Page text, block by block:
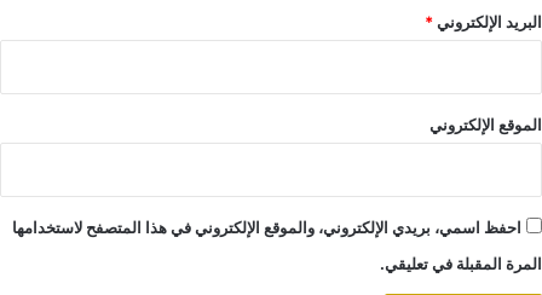
البريد الإلكتروني*
الموقع الإلكتروني
احفظ اسمي، بريدي الإلكتروني، والموقع الإلكتروني في هذا المتصفح لاستخدامها
المرة المقبلة في تعليقي.